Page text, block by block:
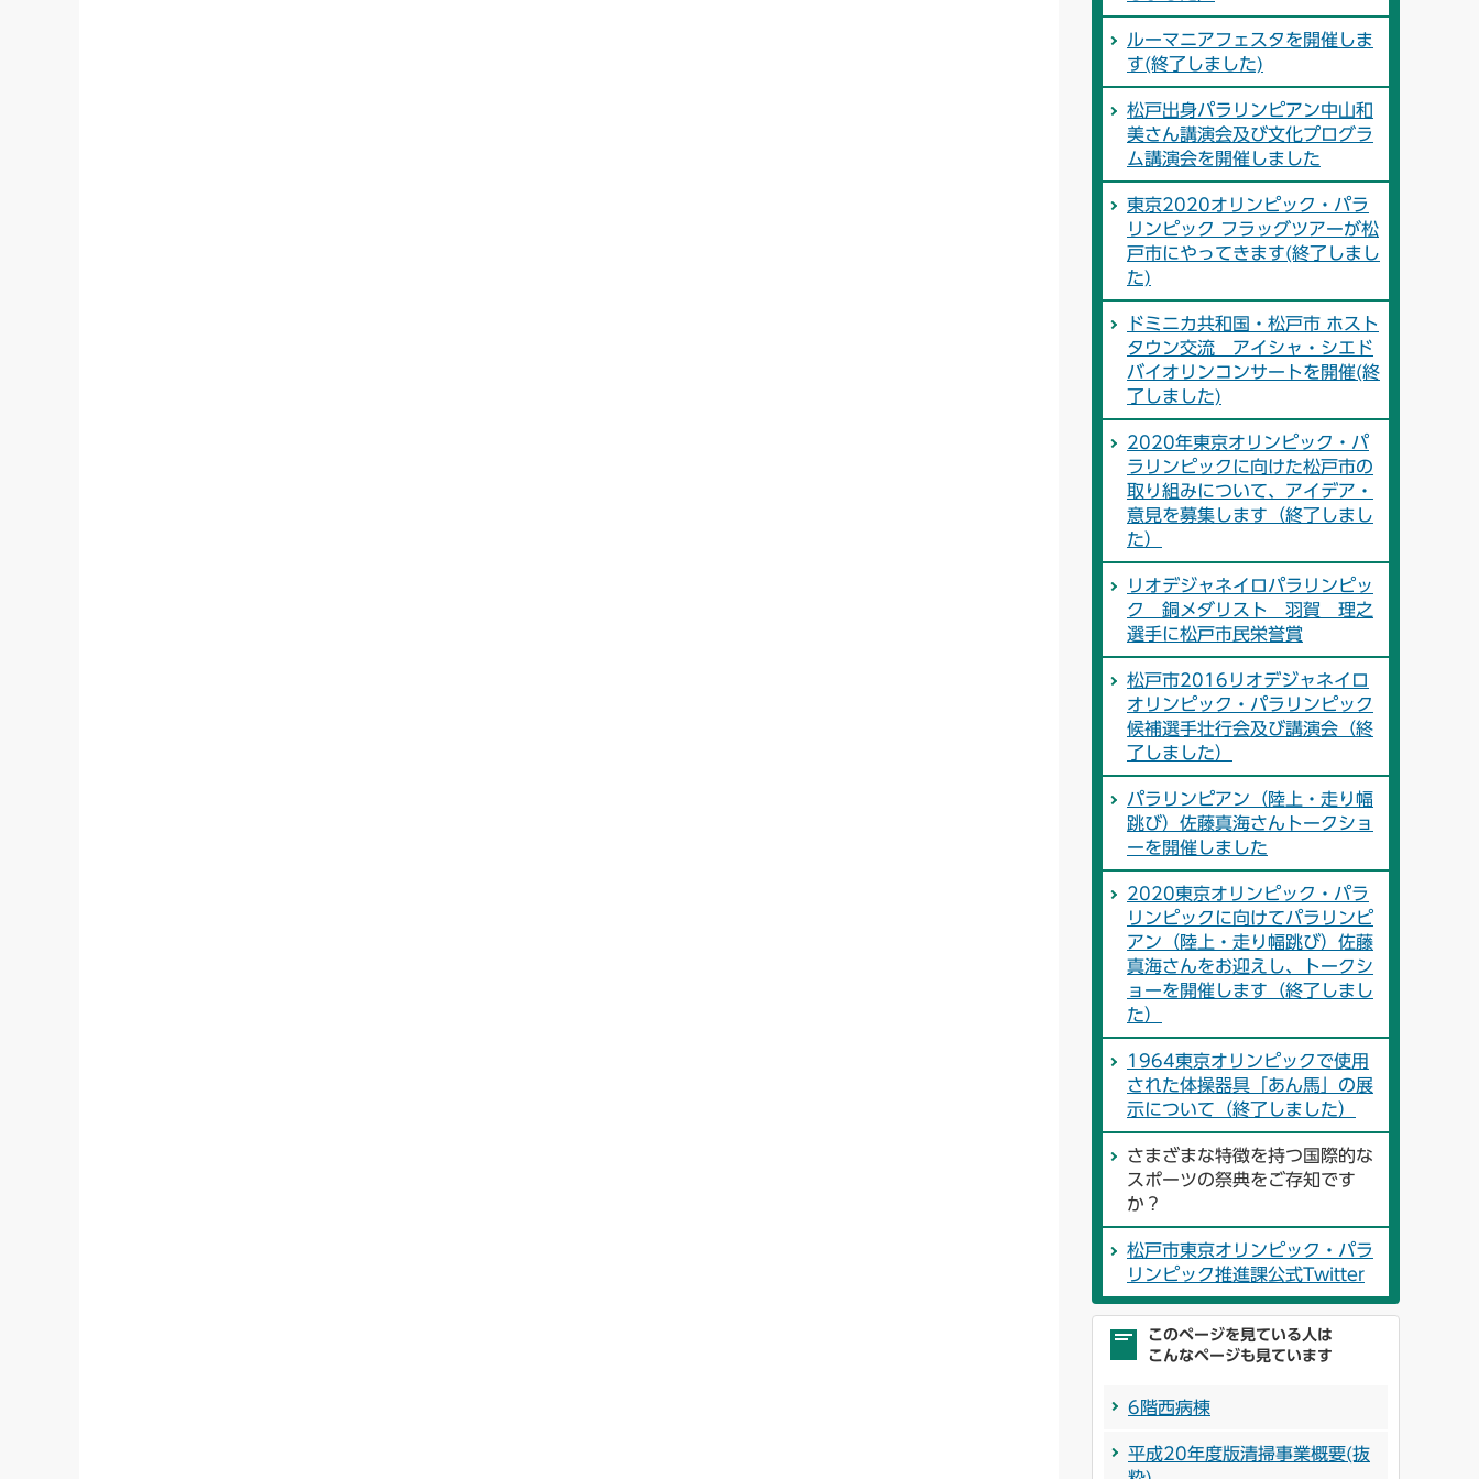
ルーマニアフェスタを開催しま
す(終了しました)
松戸出身パラリンピアン中山和
美さん講演会及び文化プログラ
ム講演会を開催しました
東京2020オリンピック・パラ
リンピック フラッグツアーが松
戸市にやってきます(終了しまし
た)
ドミニカ共和国・松戸市 ホスト
タウン交流 アイシャ・シエド
バイオリンコンサートを開催(終
了しました)
2020年東京オリンピック・パ
ラリンピックに向けた松戸市の
取り組みについて、アイデア・
意見を募集します（終了しまし
た）
リオデジャネイロパラリンピッ
ク 銅メダリスト 羽賀 理之
選手に松戸市民栄誉賞
松戸市2016リオデジャネイロ
オリンピック・パラリンピック
候補選手壮行会及び講演会（終
了しました）
パラリンピアン（陸上・走り幅
跳び）佐藤真海さんトークショ
ーを開催しました
2020東京オリンピック・パラ
リンピックに向けてパラリンピ
アン（陸上・走り幅跳び）佐藤
真海さんをお迎えし、トークシ
ョーを開催します（終了しまし
た）
1964東京オリンピックで使用
された体操器具「あん馬」の展
示について（終了しました）
さまざまな特徴を持つ国際的な
スポーツの祭典をご存知です
か？
松戸市東京オリンピック・パラ
リンピック推進課公式Twitter
このページを見ている人は
こんなページも見ています
6階西病棟
平成20年度版清掃事業概要(抜